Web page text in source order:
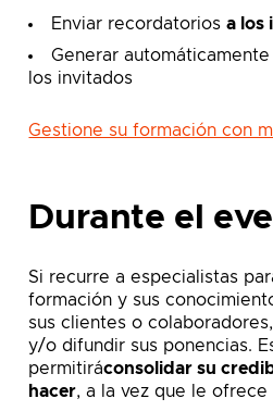
Enviar recordatoriosa los
Generar
los invitados
Gestione su formación con
Durante el
Si recurre a especialistas
formación y sus
sus clientes o
y/o difundir sus ponencias.
permitiráconsolidar su
hacer, a la vez que le ofrece